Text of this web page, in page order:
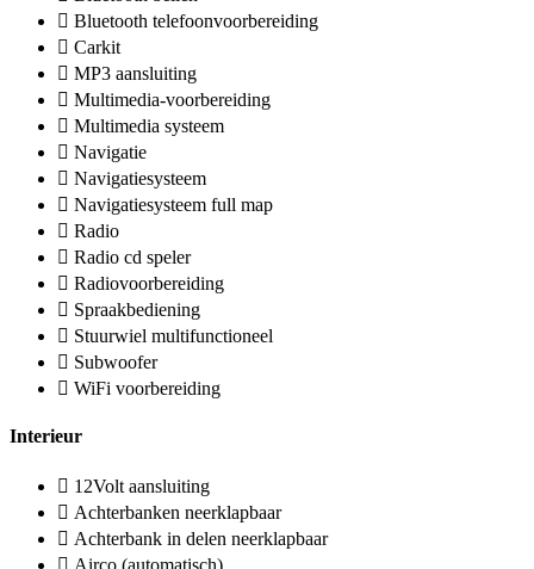
Bluetooth telefoonvoorbereiding
Carkit
MP3 aansluiting
Multimedia-voorbereiding
Multimedia systeem
Navigatie
Navigatiesysteem
Navigatiesysteem full map
Radio
Radio cd speler
Radiovoorbereiding
Spraakbediening
Stuurwiel multifunctioneel
Subwoofer
WiFi voorbereiding
Interieur
12Volt aansluiting
Achterbanken neerklapbaar
Achterbank in delen neerklapbaar